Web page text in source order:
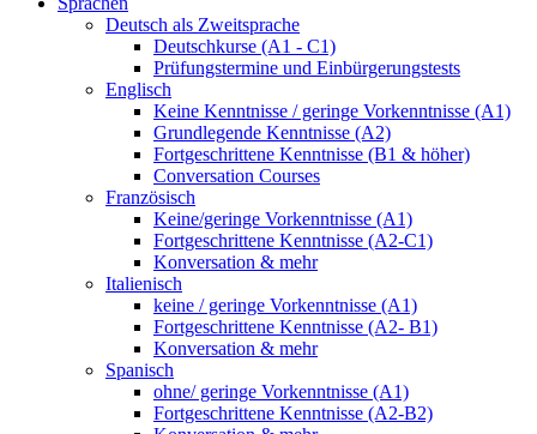
Deutsch als Zweitsprache
Deutschkurse (A1 - C1)
Prüfungstermine und Einbürgerungstests
Englisch
Keine Kenntnisse / geringe Vorkenntnisse (A1)
Grundlegende Kenntnisse (A2)
Fortgeschrittene Kenntnisse (B1 & höher)
Conversation Courses
Französisch
Keine/geringe Vorkenntnisse (A1)
Fortgeschrittene Kenntnisse (A2-C1)
Konversation & mehr
Italienisch
keine / geringe Vorkenntnisse (A1)
Fortgeschrittene Kenntnisse (A2- B1)
Konversation & mehr
Spanisch
ohne/ geringe Vorkenntnisse (A1)
Fortgeschrittene Kenntnisse (A2-B2)